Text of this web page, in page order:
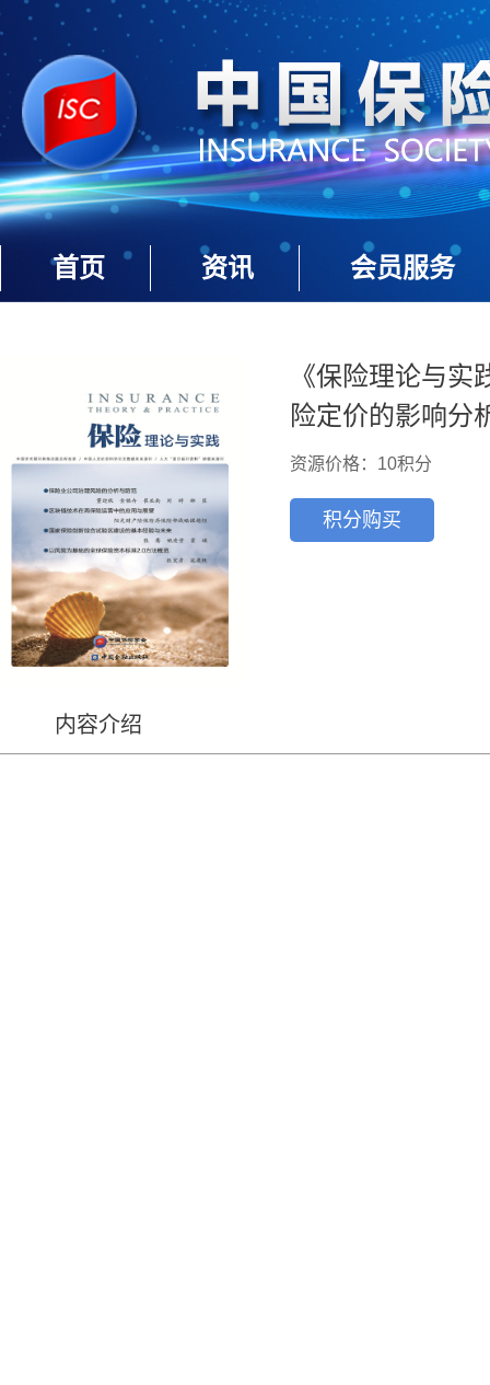
首页 资讯 会员服务
《保险理论与
险定价的影响分
资源价格：10积分
积分购买
内容介绍